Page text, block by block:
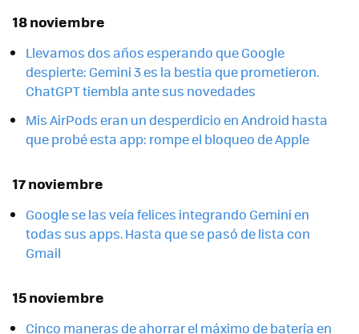
18 noviembre
Llevamos dos años esperando que Google
despierte: Gemini 3 es la bestia que prometieron.
ChatGPT tiembla ante sus novedades
Mis AirPods eran un desperdicio en Android hasta
que probé esta app: rompe el bloqueo de Apple
17 noviembre
Google se las veía felices integrando Gemini en
todas sus apps. Hasta que se pasó de lista con
Gmail
15 noviembre
Cinco maneras de ahorrar el máximo de batería en